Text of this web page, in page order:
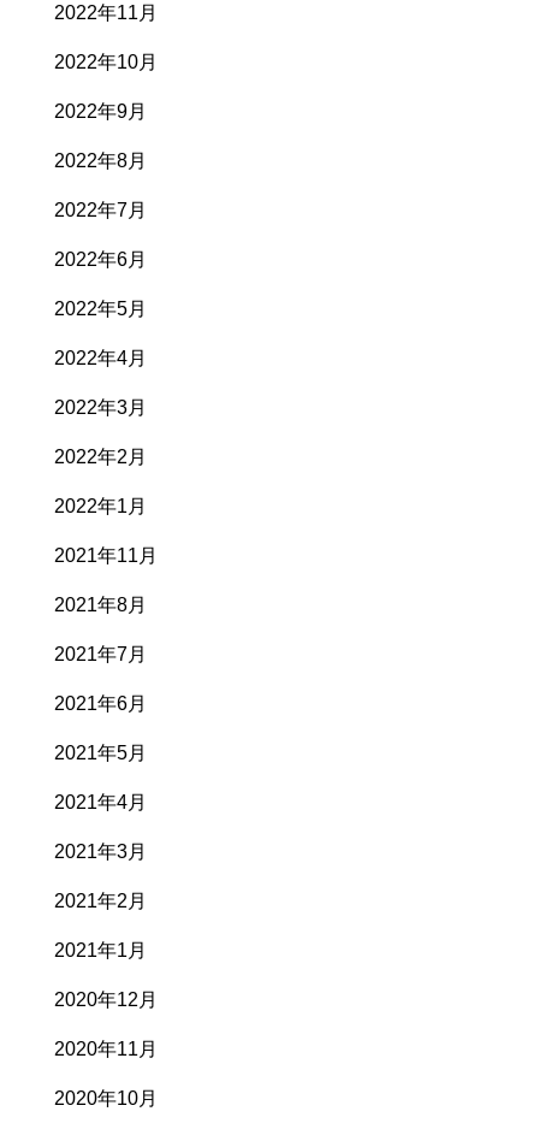
2022年11月
2022年10月
2022年9月
2022年8月
2022年7月
2022年6月
2022年5月
2022年4月
2022年3月
2022年2月
2022年1月
2021年11月
2021年8月
2021年7月
2021年6月
2021年5月
2021年4月
2021年3月
2021年2月
2021年1月
2020年12月
2020年11月
2020年10月